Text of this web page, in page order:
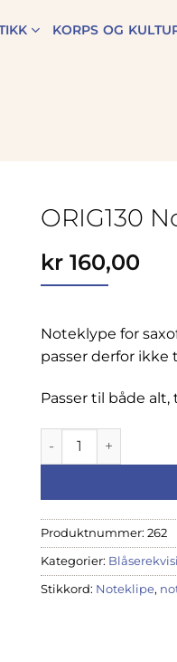
KORPS OG
ORIG130
kr 160,00
Noteklype for
passer derfor ikke
Passer til både
ORIG130 Noteklype,
Produktnummer: 262
Kategorier:
Stikkord: Noteklipe,